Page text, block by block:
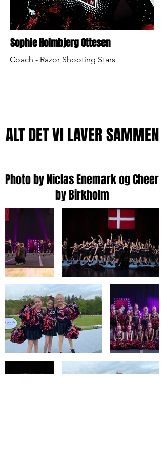
Sophie Holmbjerg Ottesen
Coach - Razor Shooting Stars
ALT DET VI LAVER SAMMEN
Photo by Niclas Enemark og Cheer
by Birkholm